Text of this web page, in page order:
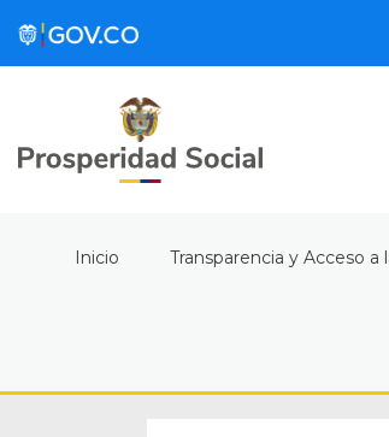
Inicio Transparencia y Acceso